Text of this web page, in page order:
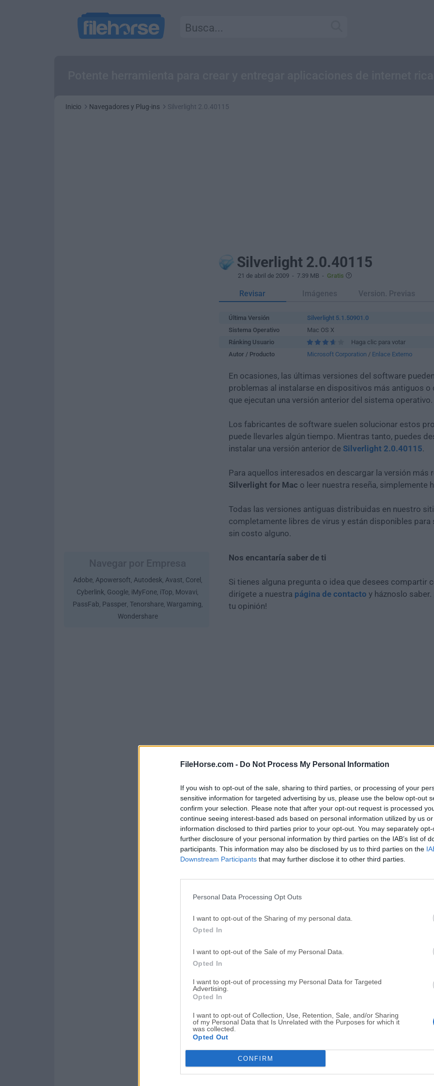
FileHorse.com - Do Not Process My Personal Information
If you wish to opt-out of the sale, sharing to third parties, or processing of your
sensitive information for targeted advertising by us, please use the below opt-out
confirm your selection. Please note that after your opt-out request is processed
continue seeing interest-based ads based on personal information utilized by us
information disclosed to third parties prior to your opt-out. You may separately
further disclosure of your personal information by third parties on the IAB’s list of
participants. This information may also be disclosed by us to third parties on the
Downstream Participants that may further disclose it to other third parties.
Personal Data Processing Opt Outs
I want to opt-out of the Sharing of my personal data.
Opted In
I want to opt-out of the Sale of my Personal Data.
Opted In
I want to opt-out of processing my Personal Data for Targeted
Advertising.
Opted In
I want to opt-out of Collection, Use, Retention, Sale, and/or Sharing
of my Personal Data that Is Unrelated with the Purposes for which it
was collected.
Opted Out
CONFIRM
Inicio Navegadores y Plug-ins Silverlight 2.0.40115
Adobe, Apowersoft, Autodesk, Avast, Corel ,
Cyberlink, Google, iMyFone, iTop, Movavi,
PassFab, Passper, Tenorshare, Wargaming,
Wondershare
Silverlight 2.0.40115
21 de abril de 2009 - 7.39 MB - Gratis
Revisar Imágenes Version. Previas
Última Versión
Silverlight 5.1.50901.0
Sistema Operativo
Mac OS X
Ránking Usuario
Haga clic para votar
Autor / Producto
Microsoft Corporation / Enlace Externo
En ocasiones, las últimas versiones del software
problemas al instalarse en dispositivos más antiguos
que ejecutan una versión anterior del sistema operativo.
Los fabricantes de software suelen solucionar estos
puede llevarles algún tiempo. Mientras tanto, puedes
instalar una versión anterior de Silverlight 2.0.40115.
Para aquellos interesados en descargar la versión más
Silverlight for Mac o leer nuestra reseña, simplemente
Todas las versiones antiguas distribuidas en nuestro
completamente libres de virus y están disponibles para
sin costo alguno.
Nos encantaría saber de ti
Si tienes alguna pregunta o idea que desees compartir
dirígete a nuestra página de contacto y háznoslo saber.
tu opinión!
Descargar Silverlight 2.0.40115
¿Por qué se publica esta aplicación en FileHorse? ( Más
Imágenes
Top Descargas
Opera 134.0 Build 5954.46 Adobe Photoshop CC 2026
OKX - Buy Bitcoin or Ethereum
Adobe Acrobat Pro 2026.001.21771 Cleamio 3.4.0
Malwarebytes 5.25.2 TradingView - Track All